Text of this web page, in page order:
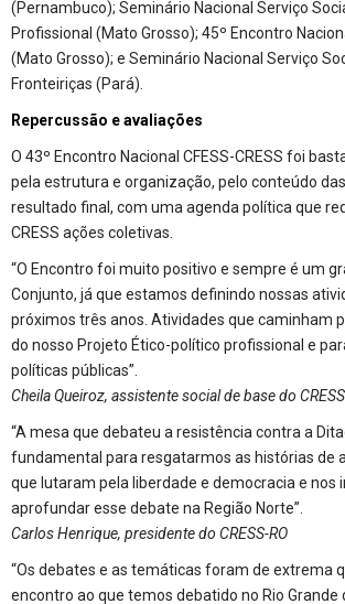
(Pernambuco); Seminário Nacional Serviço
Profissional (Mato Grosso); 45º Encontro
(Mato Grosso); e Seminário Nacional Serviço
Fronteiriças (Pará).
Repercussão e avaliações
O 43º Encontro Nacional CFESS-CRESS foi
pela estrutura e organização, pelo conteúdo
resultado final, com uma agenda política que
CRESS ações coletivas.
“O Encontro foi muito positivo e sempre é um
Conjunto, já que estamos definindo nossas
próximos três anos. Atividades que caminham
do nosso Projeto Ético-político profissional e
políticas públicas”.
Cheila Queiroz, assistente social de base do
“A mesa que debateu a resistência contra a
fundamental para resgatarmos as histórias de
que lutaram pela liberdade e democracia e nos
aprofundar esse debate na Região Norte”.
Carlos Henrique, presidente do CRESS-RO
“Os debates e as temáticas foram de extrema
encontro ao que temos debatido no Rio Grande